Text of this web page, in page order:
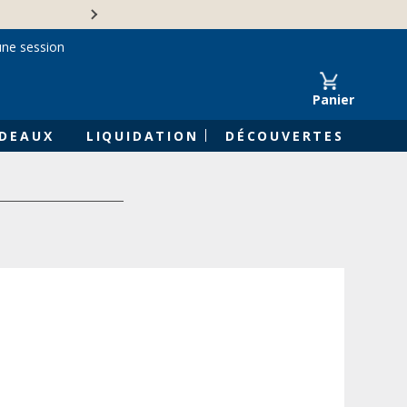
Panier
LIQUIDATION DÉCOUVERTES
session